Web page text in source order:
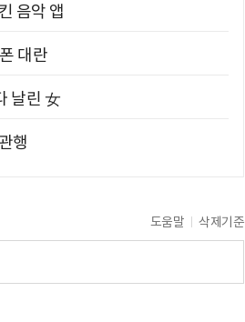
음악 앱
대란
날린 女
행
도움말 삭제기준